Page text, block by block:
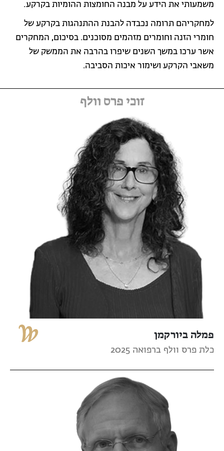
משמעותי את הידע על מבנה החומצות ההומיות בקרקע.
למחקריהם תרומה נכבדה להבנת ההתנהגות בקרקע של
חומרי הזנה וחומרים מזהמים מסוכנים. בסיכום, המחקרים
אשר ערכו במשך השנים שיפרו בהרבה את הממשק של
משאבי הקרקע ושימור איכות הסביבה.
זוכי פרס וולף
פמלה ביורקמן
כלת פרס וולף ברפואה 2025